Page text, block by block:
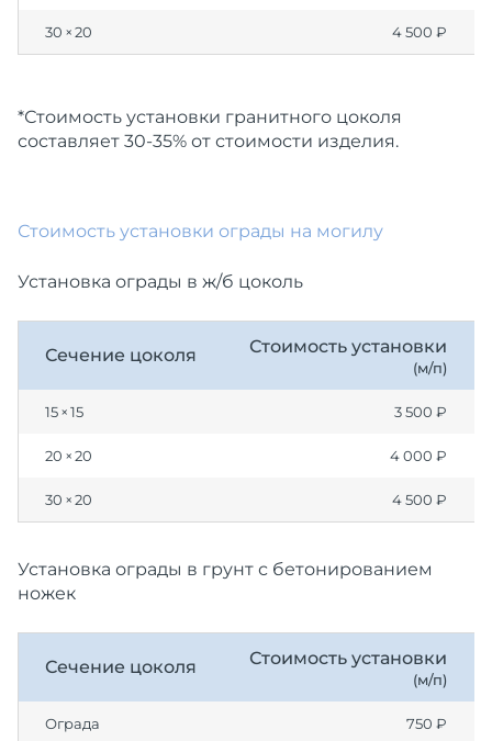
30 × 20 4 500 ₽
*Стоимость установки гранитного цоколя
составляет 30-35% от стоимости изделия.
Стоимость установки ограды на могилу
Установка ограды в ж/б цоколь
Сечение цоколя Стоимость установки
(м/п)
15 × 15 3 500 ₽
20 × 20 4 000 ₽
30 × 20 4 500 ₽
Установка ограды в грунт с бетонированием
ножек
Сечение цоколя Стоимость установки
(м/п)
Ограда 750 ₽